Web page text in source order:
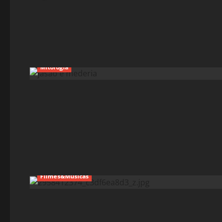
Mitologia
Filmes&Músicas